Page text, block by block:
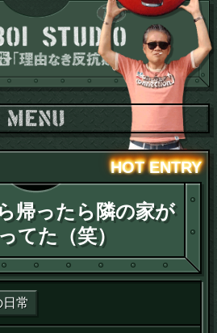
帰ったら隣の家が
てた（笑）
：常